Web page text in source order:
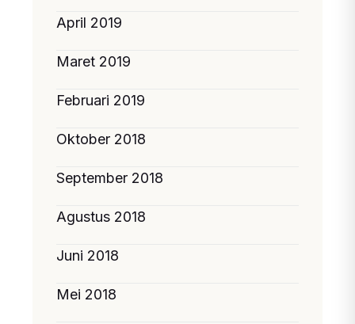
April 2019
Maret 2019
Februari 2019
Oktober 2018
September 2018
Agustus 2018
Juni 2018
Mei 2018